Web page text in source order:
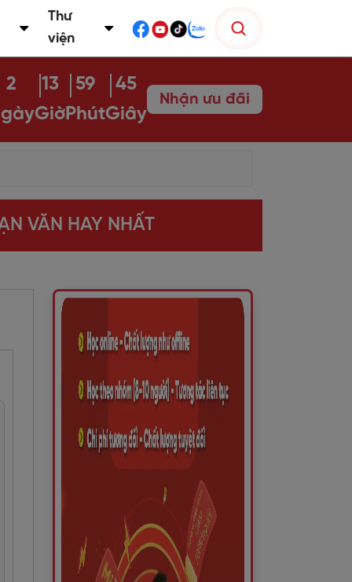
Thư
viện
2
13
Giờ
59
Phút
44
Giây
Nhận ưu đãi
VĂN HAY NHẤT